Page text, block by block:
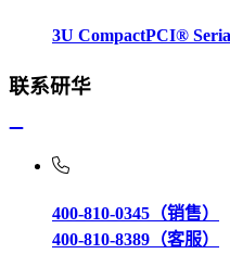
3U CompactPCI®
联系研华
400-810-0345（销售）
400-810-8389（客服）